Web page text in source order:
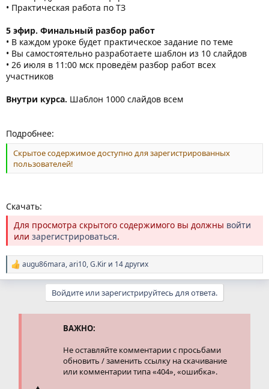
• Практическая работа по ТЗ
5 эфир. Финальный разбор работ
• В каждом уроке будет практическое задание по теме
• Вы самостоятельно разработаете шаблон из 10 слайдов
• 26 июля в 11:00 мск проведём разбор работ всех
участников
Внутри курса. Шаблон 1000 слайдов всем
Подробнее:
Скрытое содержимое доступно для зарегистрированных
пользователей!
Скачать:
Для просмотра скрытого содержимого вы должны войти
или зарегистрироваться.
Р
е
augu86mara,ari10,G.Kir и 14 других
Войдите или зарегистрируйтесь для ответа.
ВАЖНО:
Не оставляйте комментарии с просьбами
обновить / заменить ссылку на скачивание
или комментарии типа «404», «ошибка».